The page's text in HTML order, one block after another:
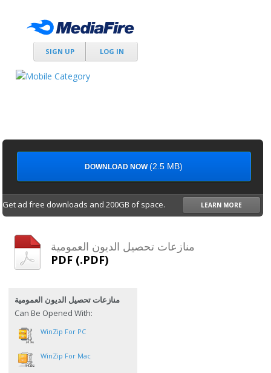
SIGN UP LOG IN
Get ad free downloads and 200GB of space. LEARN MORE
منازعات تحصيل الديون العمومية
PDF (.PDF)
منازعات تحصيل الديون العمومية
Can Be Opened With:
WinZip For PC
WinZip For Mac
DOWNLOAD NOW(2.5 MB)